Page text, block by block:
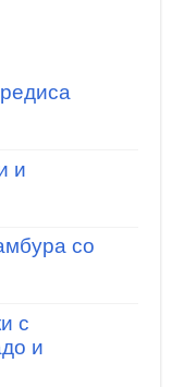
и
со
с
и